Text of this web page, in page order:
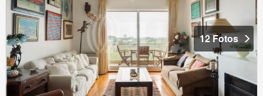
12 Fotos